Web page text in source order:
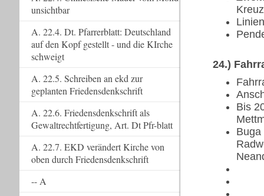
Kreuz
24.)
Bis
Buga
unsichtbar
A. 22.4. Dt. Pfarrerblatt: Deutschland
auf den Kopf gestellt - und die KIrche
schweigt
A. 22.5. Schreiben an ekd zur
geplanten Friedensdenkschrift
A. 22.6. Friedensdenkschrift als
Gewaltrechtfertigung, Art. Dt Pfr-blatt
A. 22.7. EKD verändert Kirche von
oben durch Friedensdenkschrift
-- A